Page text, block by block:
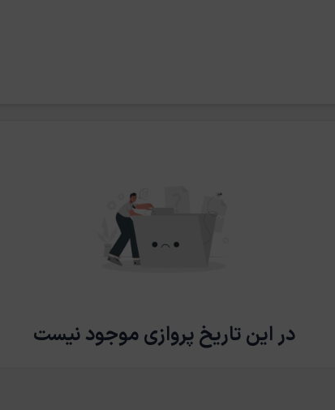
در این تاریخ پروازی موجود نیست